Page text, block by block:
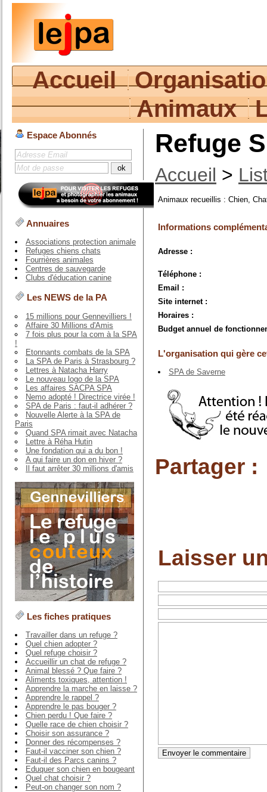
Accueil
Animaux
Espace Abonnés
Annuaires
Associations protection animale
Refuges chiens chats
Fourrières animales
Centres de sauvegarde
Clubs d'éducation canine
Les NEWS de la PA
15 millions pour Gennevilliers !
Affaire 30 Millions d'Amis
7 fois plus pour la com à la SPA
!
Etonnants combats de la SPA
La SPA de Paris à Strasbourg ?
Lettres à Natacha Harry
Le nouveau logo de la SPA
Les affaires SACPA SPA
Nemo adopté ! Directrice virée !
SPA de Paris : faut-il adhérer ?
Nouvelle Alerte à la SPA de
Paris
Quand SPA rimait avec Natacha
Lettre à Réha Hutin
Une fondation qui a du bon !
A qui faire un don en hiver ?
Il faut arrêter 30 millions d'amis
Les fiches pratiques
Travailler dans un refuge ?
Quel chien adopter ?
Quel refuge choisir ?
Accueillir un chat de refuge ?
Animal blessé ? Que faire ?
Aliments toxiques, attention !
Apprendre la marche en laisse ?
Apprendre le rappel ?
Apprendre le pas bouger ?
Chien perdu ! Que faire ?
Quelle race de chien choisir ?
Choisir son assurance ?
Donner des récompenses ?
Faut-il vacciner son chien ?
Faut-il des Parcs canins ?
Eduquer son chien en bougeant
Quel chat choisir ?
Peut-on changer son nom ?
Refuge
Accueil >
Animaux recueillis : Chien,
Informations
Adresse :
Téléphone :
Email :
Site internet :
Horaires :
Budget annuel de
L'organisation qui gère
SPA de Saverne
Partager :
Laisser